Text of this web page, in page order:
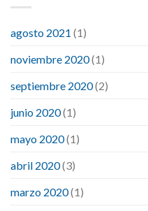
agosto 2021 (1)
noviembre 2020(1)
septiembre 2020(2)
junio 2020(1)
mayo 2020(1)
abril 2020(3)
marzo 2020(1)